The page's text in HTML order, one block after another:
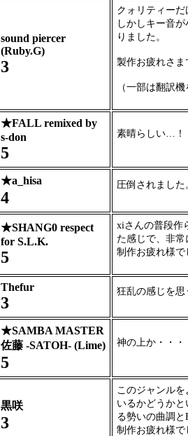
sound piercer
(Ruby.G)
3
クォリティー
しかしキー音
りました。
製作お疲れさま
（一部は翻訳
★FALL remixed by
s-don
5
素晴らしい…！
★a_hisa
4
圧倒されまし
★SHANG0 respect
for S.L.K.
5
xiさんの普段作
た感じで、非
制作お疲れ様で
Thefur
3
狂乱の感じを
★SAMBA MASTER
佐藤 -SATOH- (Lime)
5
神の上か・・・
黒咲
3
このジャンル
いるかどうか
る勢いの曲調
制作お疲れ様で